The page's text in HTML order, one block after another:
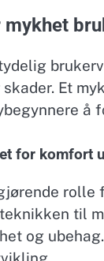
Et
å
for komfort
rolle
til
og